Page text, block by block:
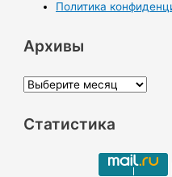
Политика
Архивы
А
х
Статистика